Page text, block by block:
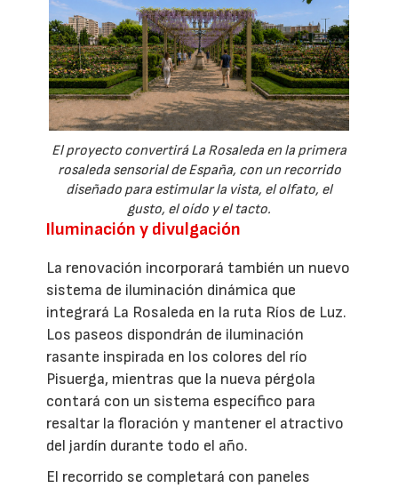
El proyecto convertirá La Rosaleda en la primera
rosaleda sensorial de España, con un recorrido
diseñado para estimular la vista, el olfato, el
gusto, el oído y el tacto.
Iluminación y divulgación
La renovación incorporará también un nuevo
sistema de iluminación dinámica que
integrará La Rosaleda en la ruta Ríos de Luz.
Los paseos dispondrán de iluminación
rasante inspirada en los colores del río
Pisuerga, mientras que la nueva pérgola
contará con un sistema específico para
resaltar la floración y mantener el atractivo
del jardín durante todo el año.
El recorrido se completará con paneles